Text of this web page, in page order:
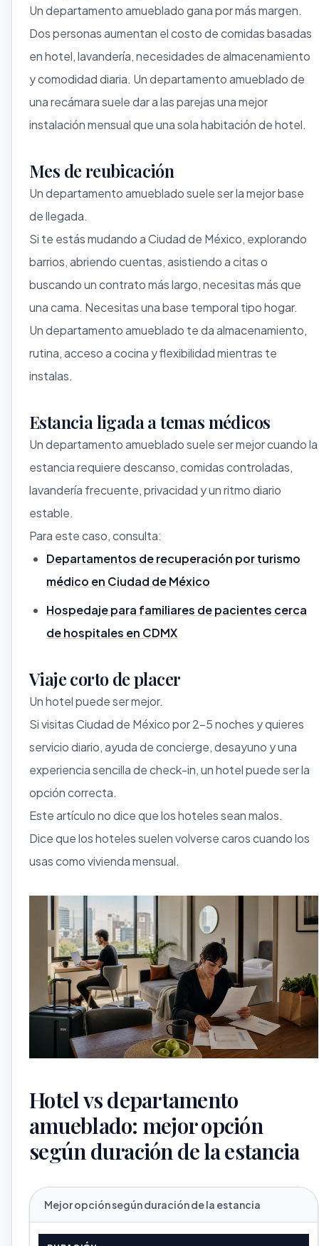
Un departamento amueblado gana por más margen.
Dos personas aumentan el costo de comidas basadas
en hotel, lavandería, necesidades de almacenamiento
y comodidad diaria. Un departamento amueblado de
una recámara suele dar a las parejas una mejor
instalación mensual que una sola habitación de hotel.
Mes de reubicación
Un departamento amueblado suele ser la mejor base
de llegada.
Si te estás mudando a Ciudad de México, explorando
barrios, abriendo cuentas, asistiendo a citas o
buscando un contrato más largo, necesitas más que
una cama. Necesitas una base temporal tipo hogar.
Un departamento amueblado te da almacenamiento,
rutina, acceso a cocina y flexibilidad mientras te
instalas.
Estancia ligada a temas médicos
Un departamento amueblado suele ser mejor cuando la
estancia requiere descanso, comidas controladas,
lavandería frecuente, privacidad y un ritmo diario
estable.
Para este caso, consulta:
Departamentos de recuperación por turismo
médico en Ciudad de México
Hospedaje para familiares de pacientes cerca
de hospitales en CDMX
Viaje corto de placer
Un hotel puede ser mejor.
Si visitas Ciudad de México por 2-5 noches y quieres
servicio diario, ayuda de concierge, desayuno y una
experiencia sencilla de check-in, un hotel puede ser la
opción correcta.
Este artículo no dice que los hoteles sean malos.
Dice que los hoteles suelen volverse caros cuando los
usas como vivienda mensual.
Hotel vs departamento
amueblado: mejor opción
según duración de la estancia
Mejor opción según duración de la estancia